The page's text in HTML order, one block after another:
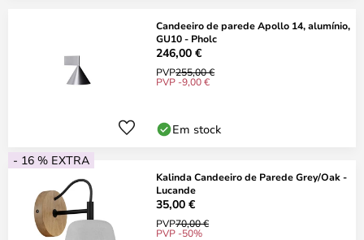
Candeeiro de parede Apollo 14, alumínio,
GU10 - Pholc
246,00 €
PVP255,00 €
PVP -9,00 €
Em stock
- 16 % EXTRA
Kalinda Candeeiro de Parede Grey/Oak -
Lucande
35,00 €
PVP70,00 €
PVP -50%